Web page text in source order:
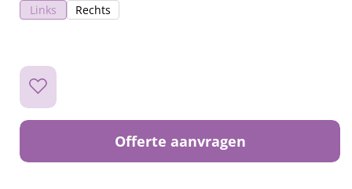
Biometers
Optische biometers
Perimeters
Fundus Cameras
Links Rechts
Offerte aanvragen